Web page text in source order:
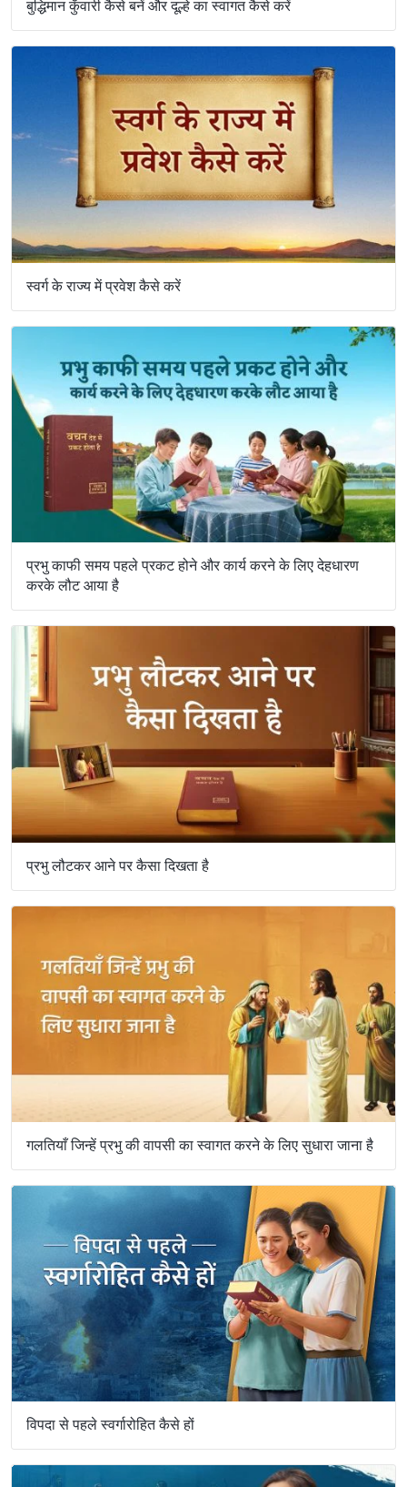
बुद्धिमान कुँवारी कैसे बनें और दूल्हे का स्वागत कैसे करें
स्वर्ग के राज्य में प्रवेश कैसे करें
प्रभु काफी समय पहले प्रकट होने और कार्य करने के लिए देहधारण
करके लौट आया है
प्रभु लौटकर आने पर कैसा दिखता है
गलतियाँ जिन्हें प्रभु की वापसी का स्वागत करने के लिए सुधारा जाना है
विपदा से पहले स्वर्गारोहित कैसे हों